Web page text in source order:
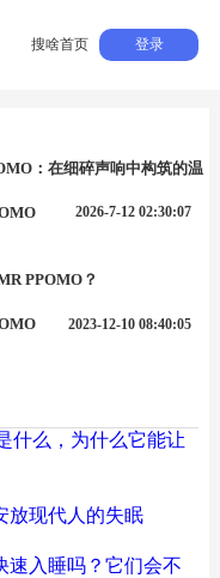
搜啥首页 登录
：在细碎声响中构筑的温
2026-7-12 02:30:07
PPOMO？
2023-12-10 08:40:05
什么，为什么它能让
放现代人的失眠
速入睡吗？它们会不